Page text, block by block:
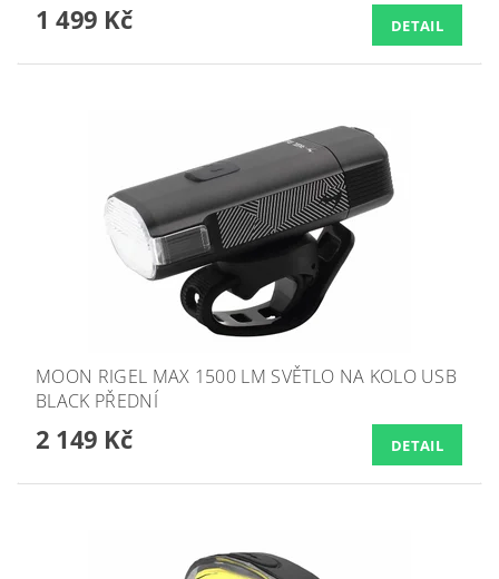
1 499 Kč DETAIL
MOON RIGEL MAX 1500 LM SVĚTLO NA KOLO USB
BLACK PŘEDNÍ
2 149 Kč DETAIL